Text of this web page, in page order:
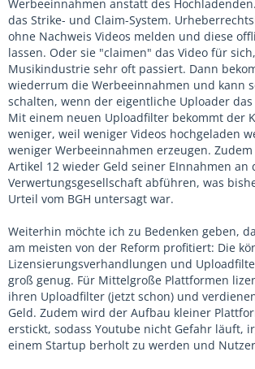
Werbeeinnahmen anstatt des
das Strike- und Claim-System.
ohne Nachweis Videos melden und diese
lassen. Oder sie "claimen" das Video für
Musikindustrie sehr oft passiert. Dann
wiederrum die Werbeeinnahmen und kann
schalten, wenn der eigentliche Uploader
Mit einem neuen Uploadfilter bekommt der
weniger, weil weniger Videos hochgeladen
weniger Werbeeinnahmen erzeugen.
Artikel 12 wieder Geld seiner EInnahmen an
Verwertungsgesellschaft abführen, was
Urteil vom BGH untersagt war.
Weiterhin möchte ich zu Bedenken geben,
am meisten von der Reform profitiert: Die
Lizensierungsverhandlungen und
groß genug. Für Mittelgroße Plattformen
ihren Uploadfilter (jetzt schon) und
Geld. Zudem wird der Aufbau kleiner
erstickt, sodass Youtube nicht Gefahr läuft,
einem Startup berholt zu werden und